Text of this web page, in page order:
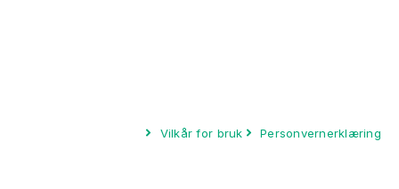
Vilkår for bruk Personvernerklæring